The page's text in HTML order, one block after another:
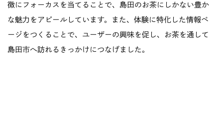
徴にフォーカスを当てることで、島田のお茶にしかない豊か
な魅力をアピールしています。また、体験に特化した情報ペ
ージをつくることで、ユーザーの興味を促し、お茶を通して
島田市へ訪れるきっかけにつなげました。